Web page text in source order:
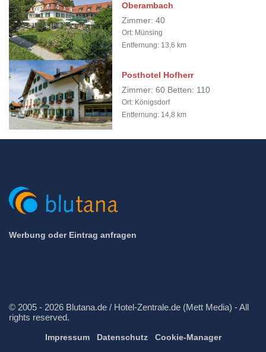
Oberambach
Zimmer: 40
Ort: Münsing
Entfernung: 13,6 km
Posthotel Hofherr
Zimmer: 60 Betten: 110
Ort: Königsdorf
Entfernung: 14,8 km
Werbung oder Eintrag anfragen
© 2005 - 2026 Blutana.de / Hotel-Zentrale.de (Mett Media) - All
rights reserved.
Impressum Datenschutz Cookie-Manager